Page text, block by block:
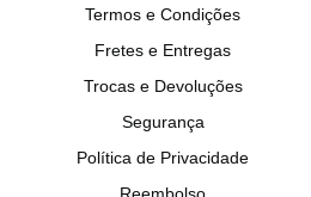
Termos e Condições
Fretes e Entregas
Trocas e Devoluções
Segurança
Política de Privacidade